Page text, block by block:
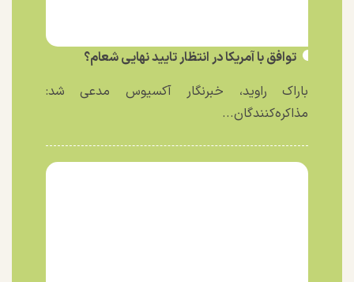
توافق با آمریکا در انتظار تایید نهایی شعام؟
باراک راوید، خبرنگار آکسیوس مدعی شد:
مذاکره‌کنندگان...